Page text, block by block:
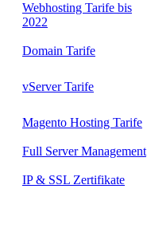
Webhosting Tarife bis
2022
Domain Tarife
vServer Tarife
Magento Hosting Tarife
Full Server Management
IP & SSL Zertifikate